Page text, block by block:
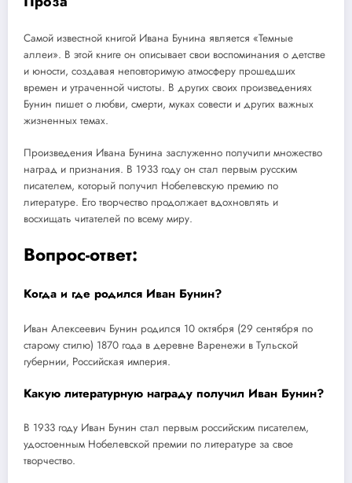
Самой известной книгой Ивана Бунина является «Темные
аллеи». В этой книге он описывает свои воспоминания о детстве
и юности, создавая неповторимую атмосферу прошедших
времен и утраченной чистоты. В других своих произведениях
Бунин пишет о любви, смерти, муках совести и других важных
жизненных темах.
Произведения Ивана Бунина заслуженно получили множество
наград и признания. В 1933 году он стал первым русским
писателем, который получил Нобелевскую премию по
литературе. Его творчество продолжает вдохновлять и
восхищать читателей по всему миру.
Вопрос-ответ:
Когда и где родился Иван Бунин?
Иван Алексеевич Бунин родился 10 октября (29 сентября по
старому стилю) 1870 года в деревне Варенежи в Тульской
губернии, Российская империя.
Какую литературную награду получил Иван Бунин?
В 1933 году Иван Бунин стал первым российским писателем,
удостоенным Нобелевской премии по литературе за свое
творчество.